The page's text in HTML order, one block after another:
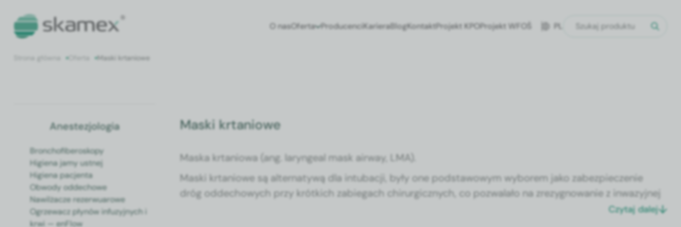
O nasOferta ProducenciKarieraBlogKontaktProjekt KPOProjekt WFOŚ PL
Oferta Maski krtaniowe
Anestezjologia
Bronchofiberoskopy
Higiena jamy ustnej
Higiena pacjenta
Obwody oddechowe
Nawilżacze rezerwuarowe
Ogrzewacz płynów infuzyjnych i
krwi — enFlow
Maski krtaniowe
Mas­ka krtan­iowa (ang. laryn­geal mask air­way, LMA).
Mas­ki krtan­iowe są alter­naty­wą dla intubacji, były one pod­sta­wowym wyborem jako zabez­piecze­nie
dróg odd­e­chowych przy krót­kich zab­ie­gach chirur­gicznych, co pozwalało na zrezyg­nowanie z inwazyjnej
pro­ce­dury jaką jest intubac­ja. Obec­nie mas­ki krtan­iowe są z powodze­niem stosowane w nagłych przy­
Czytaj dalej